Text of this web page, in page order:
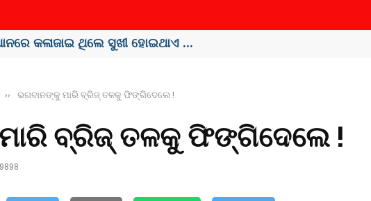
ପ୍ଲାଷ୍ଟିକ୍ ନୋଟ୍‌ ପ୍ରଚଳନ ...
›› ଭଗବାନଙ୍କୁ ମାରି ବ୍ରିଜ୍ ତଳକୁ ଫିଙ୍ଗିଦେଲେ !
ବ୍ରିଜ୍ ତଳକୁ ଫିଙ୍ଗିଦେଲେ !